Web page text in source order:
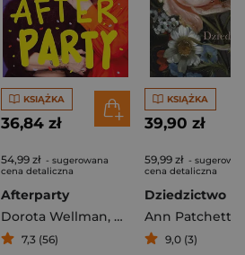
KSIĄŻKA
36,84 zł
54,99 zł - sugerowana
cena detaliczna
Afterparty
Dorota Wellman, Paulina Młynarska
7,3 (56)
KSIĄŻKA
39,90 zł
59,99 zł -
cena detaliczna
Ann Patchett
9,0 (3)